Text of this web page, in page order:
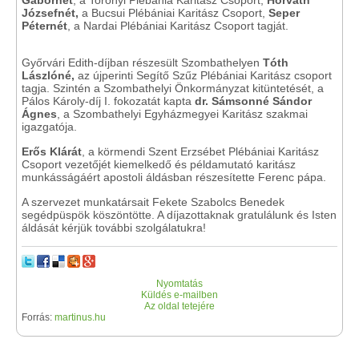
Józsefnét, a Bucsui Plébániai Karitász Csoport, Seper
Péternét , a Nardai Plébániai Karitász Csoport tagját.
Győrvári Edith-díjban részesült Szombathelyen Tóth
Lászlóné, az újperinti Segítő Szűz Plébániai Karitász csoport
tagja. Szintén a Szombathelyi Önkormányzat kitüntetését, a
Pálos Károly-díj I. fokozatát kapta dr. Sámsonné Sándor
Ágnes , a Szombathelyi Egyházmegyei Karitász szakmai
igazgatója.
Erős Klárát , a körmendi Szent Erzsébet Plébániai Karitász
Csoport vezetőjét kiemelkedő és példamutató karitász
munkásságáért apostoli áldásban részesítette Ferenc pápa.
A szervezet munkatársait Fekete Szabolcs Benedek
segédpüspök köszöntötte. A díjazottaknak gratulálunk és Isten
áldását kérjük további szolgálatukra!
Nyomtatás
Küldés e-mailben
Az oldal tetejére
Forrás: martinus.hu